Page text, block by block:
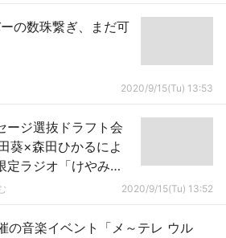
の数珠繋ぎ、まだ可
2020/9/15(Tu) 13:53
ージ選抜ドラフト会
葵×森田ひかるによ
定ラジオ「けやみ
ト
2020/9/15(Tu) 13:52
の音楽イベント「メ～テレ ウル